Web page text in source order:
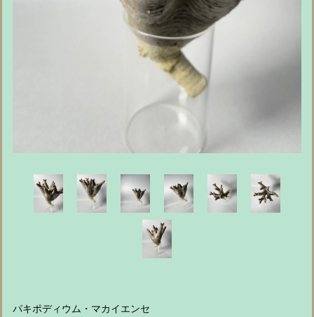
パキポディウム・マカイエンセ